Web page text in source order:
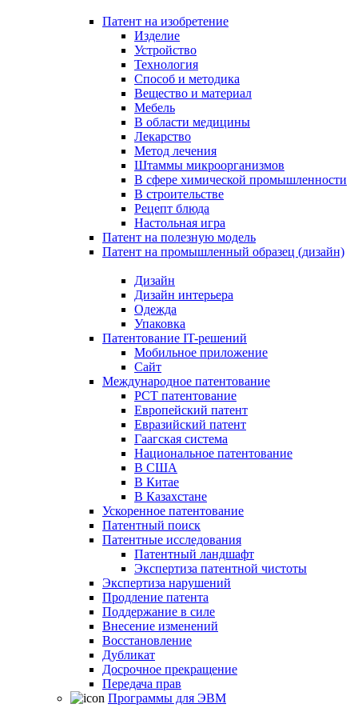
Патент на изобретение
Изделие
Устройство
Технология
Способ и методика
Вещество и материал
Мебель
В области медицины
Лекарство
Метод лечения
Штаммы микроорганизмов
В сфере химической промышленности
В строительстве
Рецепт блюда
Настольная игра
Патент на полезную модель
Патент на промышленный образец (дизайн)
Дизайн
Дизайн интерьера
Одежда
Упаковка
Патентование IT-решений
Мобильное приложение
Сайт
Международное патентование
PCT патентование
Европейский патент
Евразийский патент
Гаагская система
Национальное патентование
В США
В Китае
В Казахстане
Ускоренное патентование
Патентный поиск
Патентные исследования
Патентный ландшафт
Экспертиза патентной чистоты
Экспертиза нарушений
Продление патента
Поддержание в силе
Внесение изменений
Восстановление
Дубликат
Досрочное прекращение
Передача прав
Программы для ЭВМ